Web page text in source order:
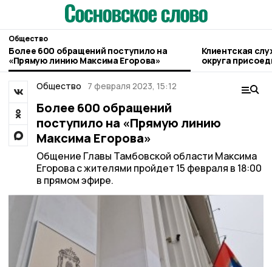
Общество
Более 600 обращений поступило на
«Прямую линию Максима Егорова»
Клиентская
округа
Общество
7 февраля 2023, 15:12
Более 600 обращений
поступило на «Прямую линию
Максима Егорова»
Общение Главы Тамбовской области Максима
Егорова с жителями пройдет 15 февраля в 18:00
в прямом эфире.